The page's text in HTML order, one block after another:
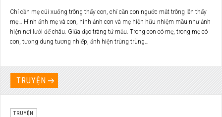
Chỉ cần mẹ cúi xuống trông thấy con, chỉ cần con ngước mắt trông lên thấy
mẹ… Hình ảnh mẹ và con, hình ảnh con và mẹ hiện hữu nhiệm mầu như ảnh
hiện nơi lưới đế châu. Giữa đạo tràng tử mẫu. Trong con có mẹ, trong mẹ có
con, tương dung tương nhiếp, ảnh hiện trùng trùng…
TRUYỆN
TRUYỆN